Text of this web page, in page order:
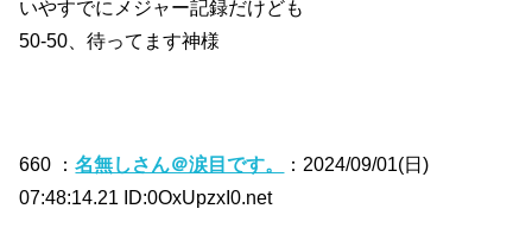
いやすでにメジャー記録だけども
50-50、待ってます神様
660 ：名無しさん＠涙目です。
：2024/09/01(日)
07:48:14.21 ID:0OxUpzxI0.net